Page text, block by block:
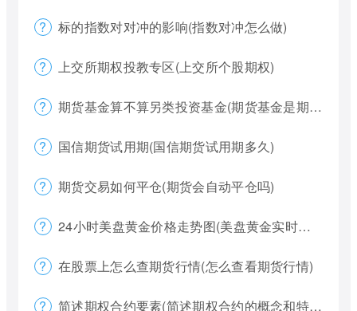
标的指数对对冲的影响(指数对冲怎么做)
上交所期权投教专区(上交所个股期权)
期货基金算不算另类投资基金(期货基金是期货还是基金)
国信期货试用期(国信期货试用期多久)
期货交易如何平仓(期货会自动平仓吗)
24小时美盘黄金价格走势图(美盘黄金实时行情怎么看)
在股票上怎么查期货行情(怎么查看期货行情)
简述期权合约要素(简述期权合约的概念和特点)